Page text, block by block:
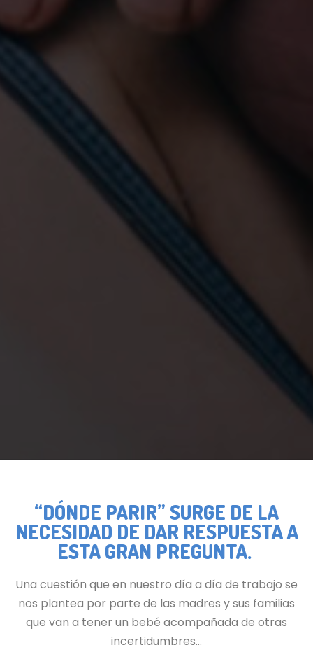
“DÓNDE PARIR” SURGE DE LA
NECESIDAD DE DAR RESPUESTA A
ESTA GRAN PREGUNTA.
Una cuestión que en nuestro día a día de trabajo se
nos plantea por parte de las madres y sus familias
que van a tener un bebé acompañada de otras
incertidumbres…